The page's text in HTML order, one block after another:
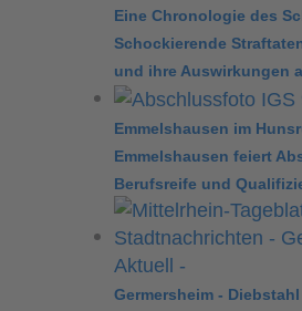
Eine Chronologie des
Schockierende
und ihre Auswirkungen
Emmelshausen im
Emmelshausen feiert
Berufsreife und
Germersheim -